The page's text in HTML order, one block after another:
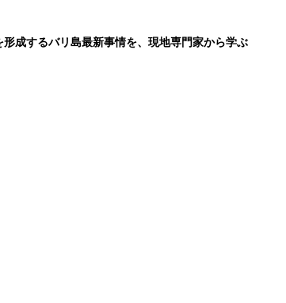
成するバリ島最新事情を、現地専門家から学ぶ